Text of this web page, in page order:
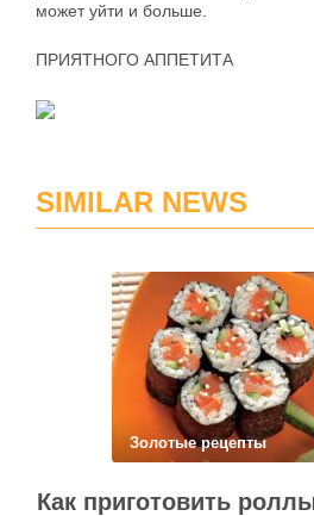
может уйти и больше.
ПРИЯТНОГО АППЕТИТА
SIMILAR NEWS
Золотые рецепты